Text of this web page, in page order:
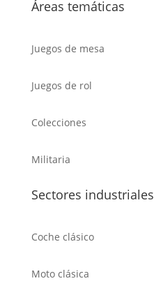
Áreas temáticas
Juegos de mesa
Juegos de rol
Colecciones
Militaria
Sectores industriales
Coche clásico
Moto clásica